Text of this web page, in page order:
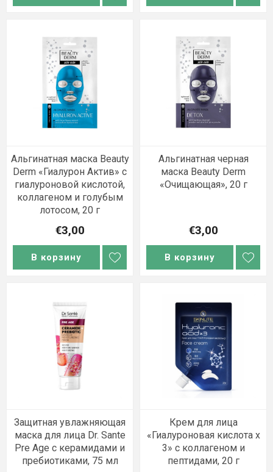
Альгинатная маска Beauty
Derm «Гиалурон Актив» с
гиалуроновой кислотой,
коллагеном и голубым
лотосом, 20 г
€3,00
В корзину
Альгинатная черная
маска Beauty Derm
«Очищающая», 20 г
€3,00
В корзину
Защитная увлажняющая
маска для лица Dr. Sante
Pre Age с керамидами и
пребиотиками, 75 мл
Крем для лица
«Гиалуроновая кислота x
3» с коллагеном и
пептидами, 20 г